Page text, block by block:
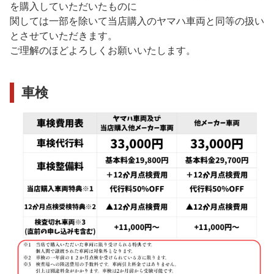
を購入していただいたものに
関しては一部を除いて当店購入のヤマハ車両と同等の扱い
とさせていただきます。
ご理解のほどよろしくお願いいたします。
車検